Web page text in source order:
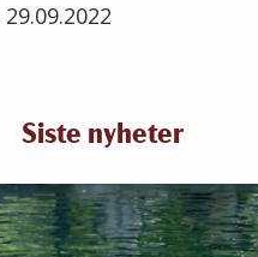
29.09.2022
Siste nyheter